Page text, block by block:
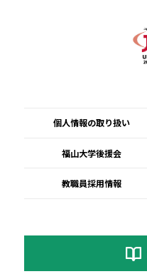
個人情報の取り扱い
福山大学後援会
教職員採用情報